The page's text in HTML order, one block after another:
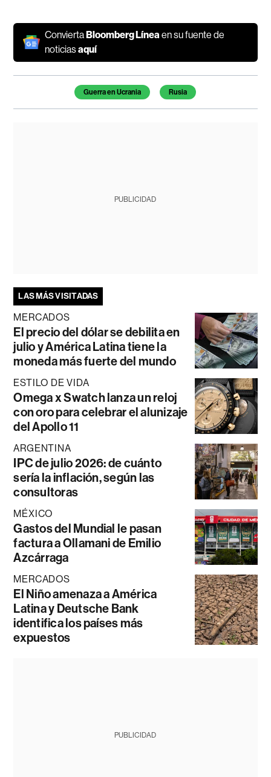
ConviertaBloomberg Línea en su fuente de
noticiasaquí
Temas de este artículo
Guerra en Ucrania Rusia
PUBLICIDAD
LAS MÁS VISITADAS
MERCADOS
El precio del dólar se debilita en
julio y América Latina tiene la
moneda más fuerte del mundo
ESTILO DE VIDA
Omega x Swatch lanza un reloj
con oro para celebrar el alunizaje
del Apollo 11
ARGENTINA
IPC de julio 2026: de cuánto
sería la inflación, según las
consultoras
MÉXICO
Gastos del Mundial le pasan
factura a Ollamani de Emilio
Azcárraga
MERCADOS
El Niño amenaza a América
Latina y Deutsche Bank
identifica los países más
expuestos
PUBLICIDAD